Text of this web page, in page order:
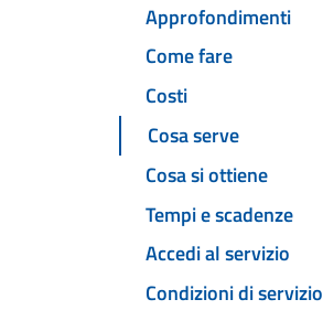
Approfondimenti
Come fare
Costi
Cosa serve
Cosa si ottiene
Tempi e scadenze
Accedi al servizio
Condizioni di servizio